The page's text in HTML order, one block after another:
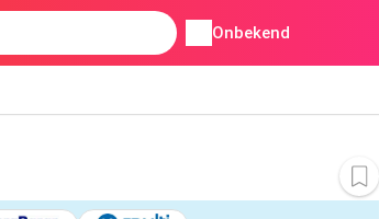
Onbekend